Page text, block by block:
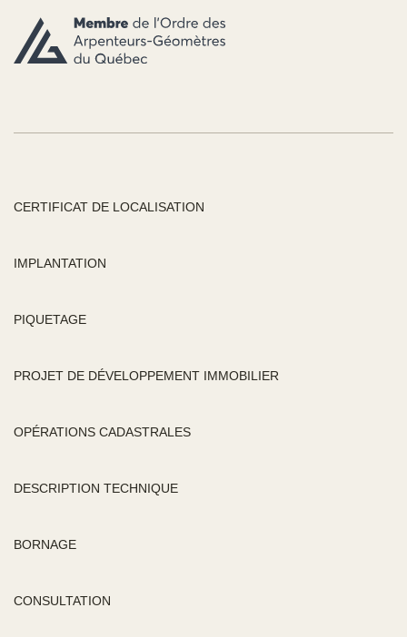
CERTIFICAT DE LOCALISATION
IMPLANTATION
PIQUETAGE
PROJET DE DÉVELOPPEMENT IMMOBILIER
OPÉRATIONS CADASTRALES
DESCRIPTION TECHNIQUE
BORNAGE
CONSULTATION